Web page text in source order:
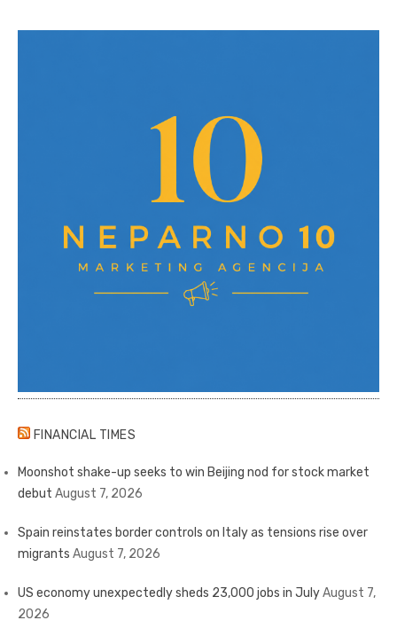
FINANCIAL TIMES
Moonshot shake-up seeks to win Beijing nod for stock market
debut August 7, 2026
Spain reinstates border controls on Italy as tensions rise over
migrants August 7, 2026
US economy unexpectedly sheds 23,000 jobs in JulyAugust 7,
2026